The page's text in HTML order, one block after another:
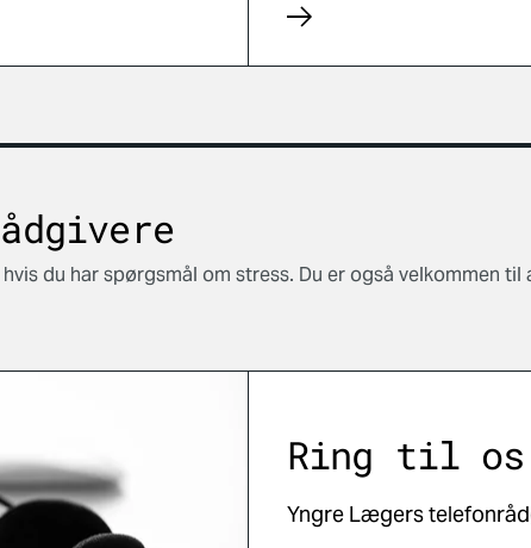
du har spørgsmål om stress. Du er også velkommen
Ring til os
Yngre Lægers